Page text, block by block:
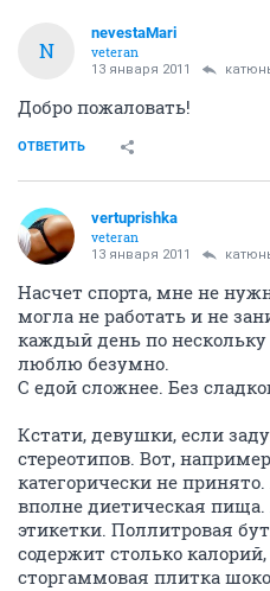
N
nevestaMari
veteran
13 января 2011
Добро пожаловать!
ОТВЕТИТЬ
vertuprishka
veteran
13 января 2011
Насчет спорта, мне не
могла не работать и не
каждый день по нескольку
люблю безумно.
С едой сложнее. Без
Кстати, девушки, если
стереотипов. Вот,
категорически не
вполне диетическая
этикетки. Поллитровая
содержит столько
сторгаммовая плитка